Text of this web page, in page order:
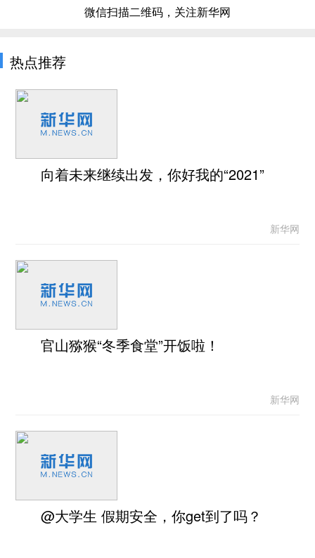
微信扫描二维码，关注新华网
热点推荐
向着未来继续出发，你好我的“2021”
新华网
官山猕猴“冬季食堂”开饭啦！
新华网
@大学生 假期安全，你get到了吗？